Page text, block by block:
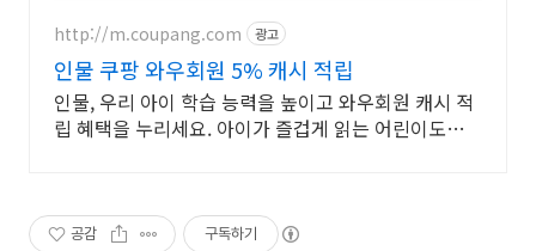
http://m.coupang.com 광고
인물 쿠팡 와우회원 5% 캐시 적립
인물, 우리 아이 학습 능력을 높이고 와우회원 캐시 적
립 혜택을 누리세요. 아이가 즐겁게 읽는 어린이도서,
공감 구독하기